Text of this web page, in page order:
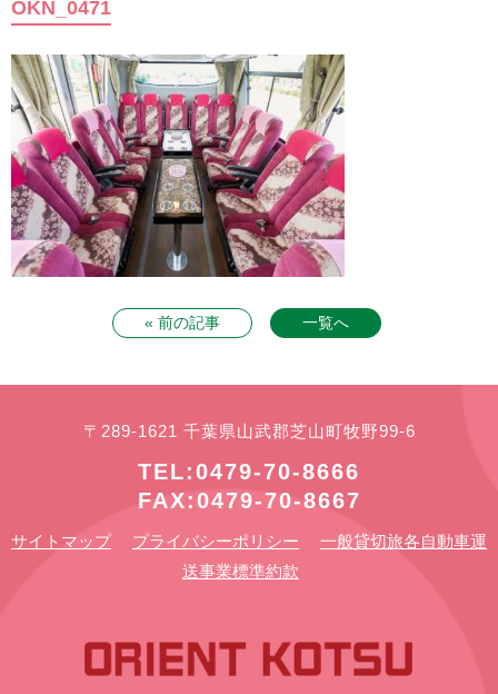
OKN_0471
« 前の記事 一覧へ
〒289-1621 千葉県山武郡芝山町牧野99-6
TEL:0479-70-8666
FAX:0479-70-8667
サイトマップ プライバシーポリシー
一般貸切旅各自動車運
送事業標準約款